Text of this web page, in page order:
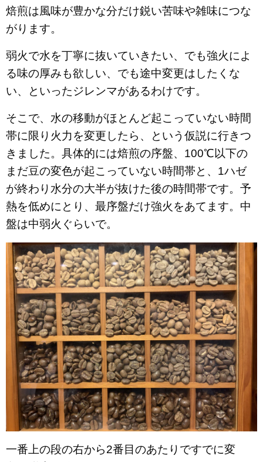
焙煎は風味が豊かな分だけ鋭い苦味や雑味につな
がります。
弱火で水を丁寧に抜いていきたい、でも強火によ
る味の厚みも欲しい、でも途中変更はしたくな
い、といったジレンマがあるわけです。
そこで、水の移動がほとんど起こっていない時間
帯に限り火力を変更したら、という仮説に行きつ
きました。具体的には焙煎の序盤、100℃以下の
まだ豆の変色が起こっていない時間帯と、1ハゼ
が終わり水分の大半が抜けた後の時間帯です。予
熱を低めにとり、最序盤だけ強火をあてます。中
盤は中弱火ぐらいで。
一番上の段の右から2番目のあたりですでに変